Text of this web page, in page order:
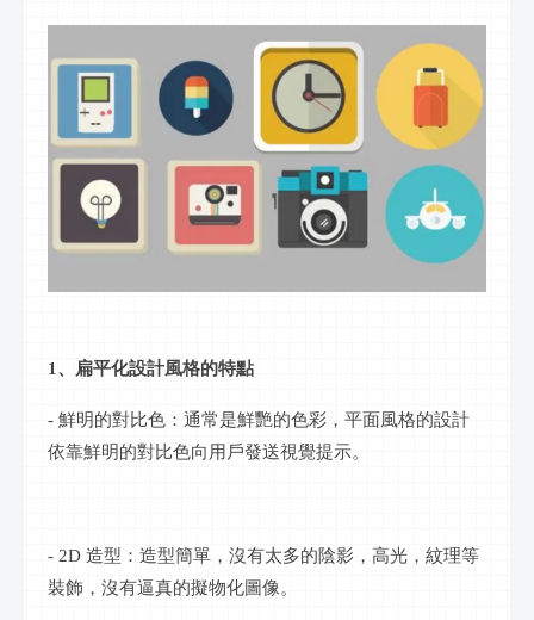
1、扁平化設計風格的特點
- 鮮明的對比色：通常是鮮艷的色彩，平面風格的設計
依靠鮮明的對比色向用戶發送視覺提示。
- 2D 造型：造型簡單，沒有太多的陰影，高光，紋理等
裝飾，沒有逼真的擬物化圖像。